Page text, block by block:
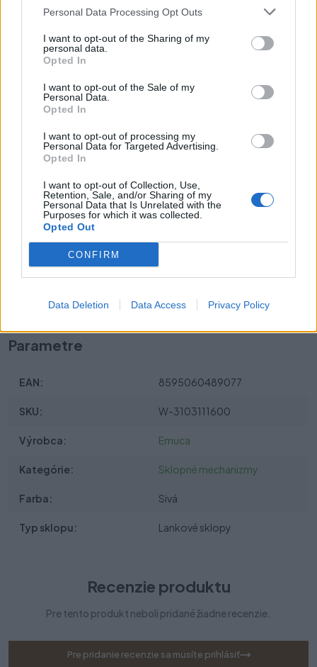
Personal Data Processing Opt Outs
I want to opt-out of the Sharing of my
personal data.
Opted In
I want to opt-out of the Sale of my
Personal Data.
Opted In
I want to opt-out of processing my
Personal Data for Targeted Advertising.
Opted In
I want to opt-out of Collection, Use,
Retention, Sale, and/or Sharing of my
Personal Data that Is Unrelated with the
Purposes for which it was collected.
Opted Out
CONFIRM
Data Deletion Data Access Privacy Policy
Technické parametre
Model: Microwinch
Typ zatvárania: Soft close
Montáž: pánty sú potrebné (nie sú súčasťou balenia)
Hrúbka dosky: 16 – 22 mm
Výška dvierok: 210 – 480 mm
Rozmery: 68,5 × 26 × 160,5 mm
Materiál: oceľ / plast
Povrchová úprava: sivá
Obsah balenia
1× mechanizmus Microwinch
1× úchyt
Parametre
EAN: 8595060489077
SKU: W-3103111600
Výrobca: Emuca
Kategórie: Sklopné mechanizmy
Farba: Sivá
Typ sklopu: Lankové sklopy
Recenzie produktu
Pre tento produkt neboli pridané žiadne recenzie.
Pre pridanie recenzie sa musíte prihlásiť